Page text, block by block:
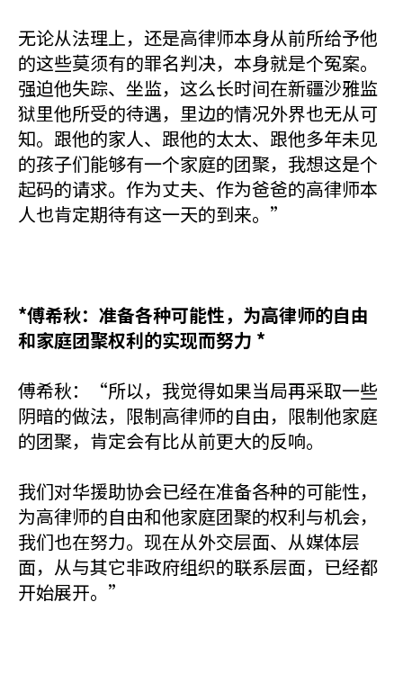
无论从法理上，还是高律师本身从前所给予他
的这些莫须有的罪名判决，本身就是个冤案。
强迫他失踪、坐监，这么长时间在新疆沙雅监
狱里他所受的待遇，里边的情况外界也无从可
知。跟他的家人、跟他的太太、跟他多年未见
的孩子们能够有一个家庭的团聚，我想这是个
起码的请求。作为丈夫、作为爸爸的高律师本
人也肯定期待有这一天的到来。”
*傅希秋：准备各种可能性，为高律师的自由
和家庭团聚权利的实现而努力 *
傅希秋：“所以，我觉得如果当局再采取一些
阴暗的做法，限制高律师的自由，限制他家庭
的团聚，肯定会有比从前更大的反响。
我们对华援助协会已经在准备各种的可能性，
为高律师的自由和他家庭团聚的权利与机会，
我们也在努力。现在从外交层面、从媒体层
面，从与其它非政府组织的联系层面，已经都
开始展开。”